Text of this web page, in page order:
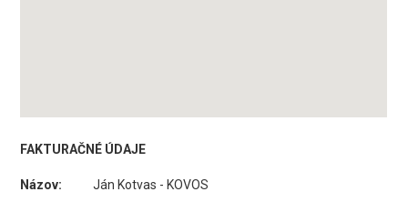
FAKTURAČNÉ ÚDAJE
Názov:
Ján Kotvas - KOVOS